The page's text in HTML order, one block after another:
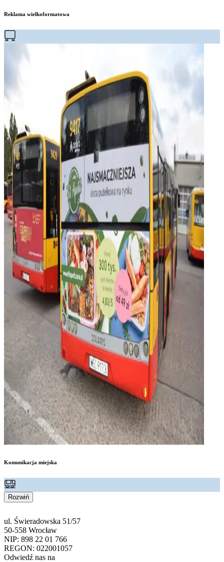
Reklama wielkoformatowa
Komunikacja miejska
Rozwiń
ul. Świeradowska 51/57
50-558 Wrocław
NIP: 898 22 01 766
REGON: 022001057
Odwiedź nas na